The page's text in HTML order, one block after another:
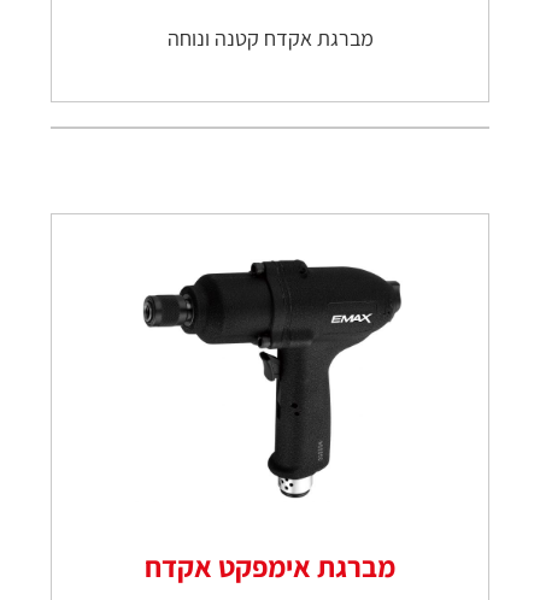
מברגת אקדח קטנה ונוחה
מברגת אימפקט אקדח